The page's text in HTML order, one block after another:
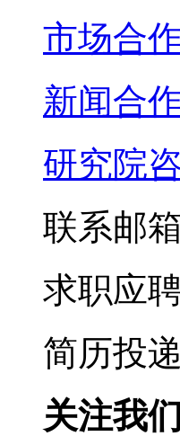
市场合
新闻合
研究院
联系邮箱
求职应
简历投递
关注我